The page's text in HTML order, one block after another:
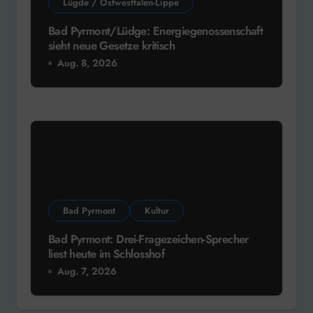
Lügde / Ostwestfalen-Lippe
Bad Pyrmont/Lüdge: Energiegenossenschaft
sieht neue Gesetze kritisch
Aug. 8, 2026
Bad Pyrmont Kultur
Bad Pyrmont: Drei-Fragezeichen-Sprecher
liest heute im Schlosshof
Aug. 7, 2026